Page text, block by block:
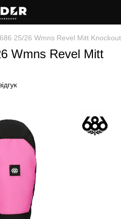
686 25/26 Wmns Revel Mitt
Wmns Revel Mitt